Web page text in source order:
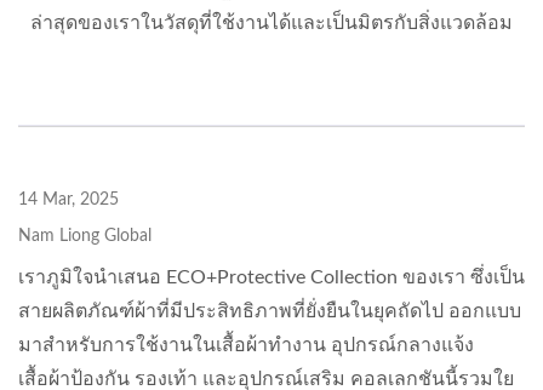
ล่าสุดของเราในวัสดุที่ใช้งานได้และเป็นมิตรกับสิ่งแวดล้อม
14 Mar, 2025
Nam Liong Global
เราภูมิใจนำเสนอ ECO+Protective Collection ของเรา ซึ่งเป็น
สายผลิตภัณฑ์ผ้าที่มีประสิทธิภาพที่ยั่งยืนในยุคถัดไป ออกแบบ
มาสำหรับการใช้งานในเสื้อผ้าทำงาน อุปกรณ์กลางแจ้ง
เสื้อผ้าป้องกัน รองเท้า และอุปกรณ์เสริม คอลเลกชันนี้รวมใย